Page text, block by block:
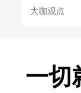
大咖观点
一切